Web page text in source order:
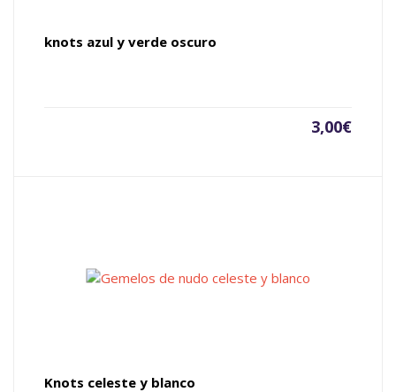
knots azul y verde oscuro
3,00€
Knots celeste y blanco